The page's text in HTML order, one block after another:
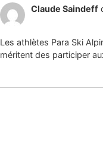
Claude Saindeff
Les athlètes Para Ski
méritent des participer